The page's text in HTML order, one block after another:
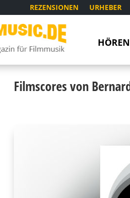
REZENSIONEN URHEBER
HÖREN
Filmscores von